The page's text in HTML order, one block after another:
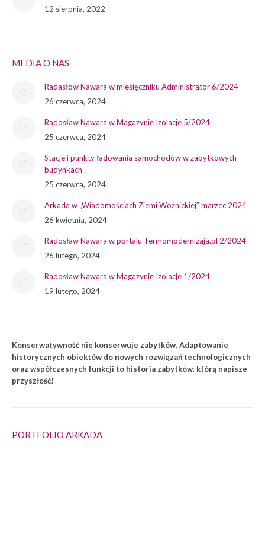
12 sierpnia, 2022
MEDIA O NAS
Radasłow Nawara w miesięczniku Administrator 6/2024
26 czerwca, 2024
Radosław Nawara w Magazynie Izolacje 5/2024
25 czerwca, 2024
Stacje i punkty ładowania samochodów w zabytkowych
budynkach
25 czerwca, 2024
Arkada w „Wiadomościach Ziemi Woźnickiej” marzec 2024
26 kwietnia, 2024
Radosław Nawara w portalu Termomodernizaja.pl 2/2024
26 lutego, 2024
Radosław Nawara w Magazynie Izolacje 1/2024
19 lutego, 2024
Konserwatywność nie konserwuje zabytków. Adaptowanie
historycznych obiektów do nowych rozwiązań technologicznych
oraz współczesnych funkcji to historia zabytków, którą napisze
przyszłość!
PORTFOLIO ARKADA